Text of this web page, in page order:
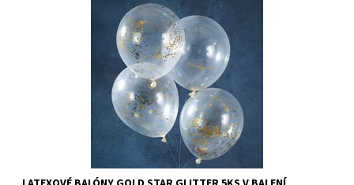
latexove balony cire so zlatymi hviezdickami 5ks v baleni velkost
do 30cm konfety budú po balóne roztrúsené vtedy, ak sa naplnia
malou časťou vzduchu a zvyšok héliom dodavame...